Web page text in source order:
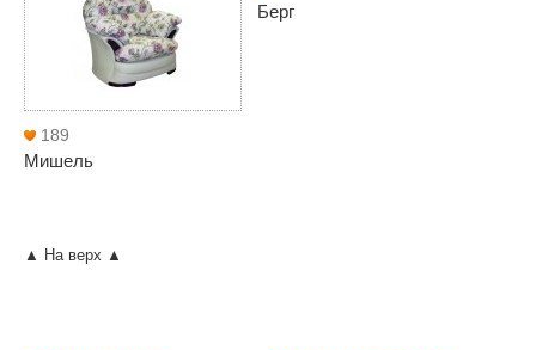
189
Мишель
Берг
▲ На верх ▲